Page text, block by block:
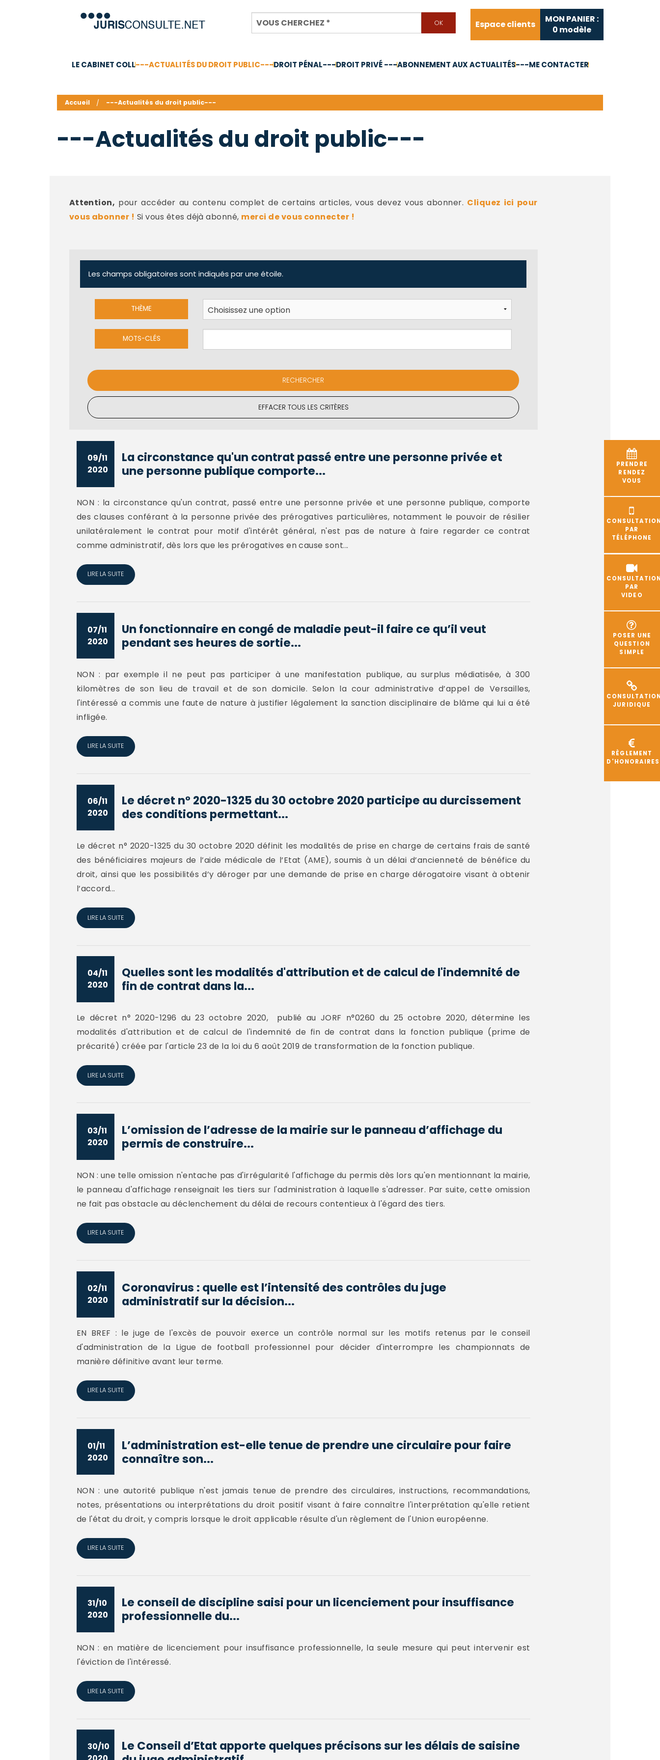
Espace clients
MON PANIER :
0 modèle
LE CABINET COLL---ACTUALITÉS DU DROIT PUBLIC---DROIT PÉNAL---DROIT PRIVÉ ---ABONNEMENT AUX ACTUALITÉS---ME CONTACTER
PRENDRE
RENDEZ
VOUS
PAR
TÉLÉPHONE
PAR
VIDEO
POSER UNE
QUESTION
SIMPLE
JURIDIQUE
RÈGLEMENT
D'HONORAIRES
Accueil ---Actualités du droit public---
---Actualités du droit public---
Attention, pour accéder au contenu complet de certains articles, vous devez vous abonner. Cliquez ici pour
vous abonner ! Si vous êtes déjà abonné, merci de vous connecter !
Les champs obligatoires sont indiqués par une étoile.
THÈME
MOTS-CLÉS
EFFACER TOUS LES CRITÈRES
09/11
2020
La circonstance qu'un contrat passé entre une personne privée et
une personne publique comporte...
NON : la circonstance qu'un contrat, passé entre une personne privée et une personne publique, comporte
des clauses conférant à la personne privée des prérogatives particulières, notamment le pouvoir de résilier
unilatéralement le contrat pour motif d'intérêt général, n'est pas de nature à faire regarder ce contrat
comme administratif, dès lors que les prérogatives en cause sont...
LIRE LA SUITE
07/11
2020
Un fonctionnaire en congé de maladie peut-il faire ce qu’il veut
pendant ses heures de sortie...
NON : par exemple il ne peut pas participer à une manifestation publique, au surplus médiatisée, à 300
kilomètres de son lieu de travail et de son domicile. Selon la cour administrative d’appel de Versailles,
l'intéressé a commis une faute de nature à justifier légalement la sanction disciplinaire de blâme qui lui a été
infligée.
LIRE LA SUITE
06/11
2020
Le décret n° 2020-1325 du 30 octobre 2020 participe au durcissement
des conditions permettant...
Le décret n° 2020-1325 du 30 octobre 2020 définit les modalités de prise en charge de certains frais de santé
des bénéficiaires majeurs de l’aide médicale de l’Etat (AME), soumis à un délai d’ancienneté de bénéfice du
droit, ainsi que les possibilités d’y déroger par une demande de prise en charge dérogatoire visant à obtenir
l’accord...
LIRE LA SUITE
04/11
2020
Quelles sont les modalités d'attribution et de calcul de l'indemnité de
fin de contrat dans la...
Le décret n° 2020-1296 du 23 octobre 2020, publié au JORF n°0260 du 25 octobre 2020, détermine les
modalités d'attribution et de calcul de l'indemnité de fin de contrat dans la fonction publique (prime de
précarité) créée par l'article 23 de la loi du 6 août 2019 de transformation de la fonction publique.
LIRE LA SUITE
03/11
2020
L’omission de l’adresse de la mairie sur le panneau d’affichage du
permis de construire...
NON : une telle omission n'entache pas d'irrégularité l'affichage du permis dès lors qu'en mentionnant la mairie,
le panneau d'affichage renseignait les tiers sur l'administration à laquelle s'adresser. Par suite, cette omission
ne fait pas obstacle au déclenchement du délai de recours contentieux à l'égard des tiers.
LIRE LA SUITE
02/11
2020
Coronavirus : quelle est l’intensité des contrôles du juge
administratif sur la décision...
EN BREF : le juge de l'excès de pouvoir exerce un contrôle normal sur les motifs retenus par le conseil
d'administration de la Ligue de football professionnel pour décider d'interrompre les championnats de
manière définitive avant leur terme.
LIRE LA SUITE
01/11
2020
L’administration est-elle tenue de prendre une circulaire pour faire
connaître son...
NON : une autorité publique n'est jamais tenue de prendre des circulaires, instructions, recommandations,
notes, présentations ou interprétations du droit positif visant à faire connaître l'interprétation qu'elle retient
de l'état du droit, y compris lorsque le droit applicable résulte d'un règlement de l'Union européenne.
LIRE LA SUITE
31/10
2020
Le conseil de discipline saisi pour un licenciement pour insuffisance
professionnelle du...
NON : en matière de licenciement pour insuffisance professionnelle, la seule mesure qui peut intervenir est
l'éviction de l'intéressé.
LIRE LA SUITE
30/10
Le Conseil d’Etat apporte quelques précisons sur les délais de saisine